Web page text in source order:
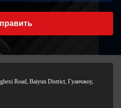
Road, Baiyun District, Гуанчжоу,